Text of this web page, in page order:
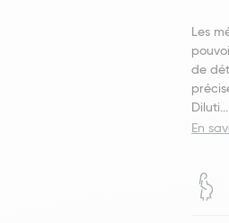
Les
de
Diluti...
En